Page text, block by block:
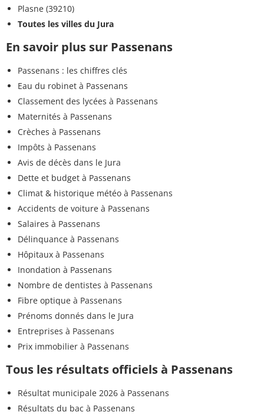
Plasne (39210)
Toutes les villes du Jura
En savoir plus sur Passenans
Passenans : les chiffres clés
Eau du robinet à Passenans
Classement des lycées à Passenans
Maternités à Passenans
Crèches à Passenans
Impôts à Passenans
Avis de décès dans le Jura
Dette et budget à Passenans
Climat & historique météo à Passenans
Accidents de voiture à Passenans
Salaires à Passenans
Délinquance à Passenans
Hôpitaux à Passenans
Inondation à Passenans
Nombre de dentistes à Passenans
Fibre optique à Passenans
Prénoms donnés dans le Jura
Entreprises à Passenans
Prix immobilier à Passenans
Tous les résultats officiels à Passenans
Résultat municipale 2026 à Passenans
Résultats du bac à Passenans